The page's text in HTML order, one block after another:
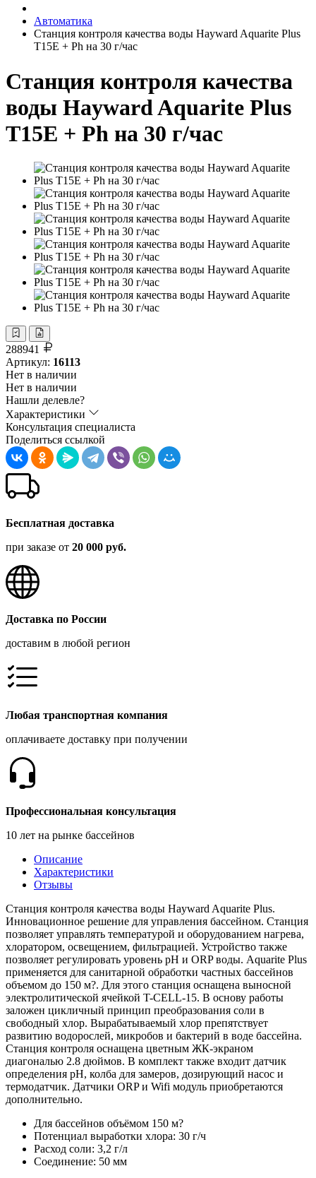
Автоматика
Станция контроля качества воды Hayward Aquarite Plus
T15E + Ph на 30 г/час
Станция контроля качества
воды Hayward Aquarite Plus
T15E + Ph на 30 г/час
288941
Артикул: 16113
Нет в наличии
Нет в наличии
Нашли делевле?
Характеристики
Консультация специалиста
Поделиться ссылкой
Бесплатная доставка
при заказе от 20 000 руб.
Доставка по России
доставим в любой регион
Любая транспортная компания
оплачиваете доставку при получении
Профессиональная консультация
10 лет на рынке бассейнов
Описание
Характеристики
Отзывы
Станция контроля качества воды Hayward Aquarite Plus.
Инновационное решение для управления бассейном. Станция
позволяет управлять температурой и оборудованием нагрева,
хлоратором, освещением, фильтрацией. Устройство также
позволяет регулировать уровень pH и ORP воды. Aquarite Plus
применяется для санитарной обработки частных бассейнов
объемом до 150 м?. Для этого станция оснащена выносной
электролитической ячейкой T-CELL-15. В основу работы
заложен цикличный принцип преобразования соли в
свободный хлор. Вырабатываемый хлор препятствует
развитию водорослей, микробов и бактерий в воде бассейна.
Станция контроля оснащена цветным ЖК-экраном
диагональю 2.8 дюймов. В комплект также входит датчик
определения pH, колба для замеров, дозирующий насос и
термодатчик. Датчики ORP и Wifi модуль приобретаются
дополнительно.
Для бассейнов объёмом 150 м?
Потенциал выработки хлора: 30 г/ч
Расход соли: 3,2 г/л
Соединение: 50 мм